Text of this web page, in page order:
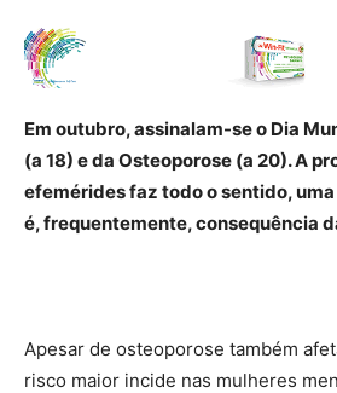
Em outubro, assinalam-se o Dia
(a 18) e da Osteoporose (a 20). A
efemérides faz todo o sentido,
é, frequentemente, consequência
Apesar de osteoporose também
risco maior incide nas mulheres